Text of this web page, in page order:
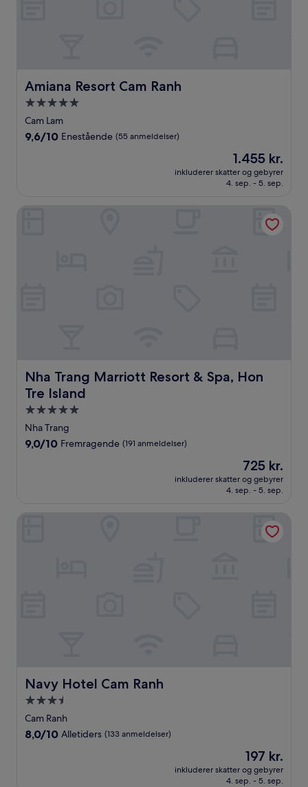
Amiana Resort Cam Ranh
Amiana Resort Cam Ranh
5.0-
stjernet
overnatningssted
Cam Lam
9.6
anmeldelser)
9,6/10 Enestående (55 anmeldelser)
Prisen
er
1.455 kr.
1.455 kr.
inkluderer skatter og gebyrer
4. sep. - 5. sep.
Nha Trang Marriott Resort & Spa, Hon
Tre Island
Nha Trang Marriott Resort & Spa, Hon Tre Island
5.0-
stjernet
overnatningssted
Nha Trang
9.0
anmeldelser)
9,0/10 Fremragende (191 anmeldelser)
Prisen
er
725 kr.
725 kr.
inkluderer skatter og gebyrer
4. sep. - 5. sep.
Navy Hotel Cam Ranh
Navy Hotel Cam Ranh
3.5-
stjernet
overnatningssted
Cam Ranh
8.0
8,0/10 Alletiders (133 anmeldelser)
Prisen
er
197 kr.
197 kr.
inkluderer skatter og gebyrer
4. sep. - 5. sep.